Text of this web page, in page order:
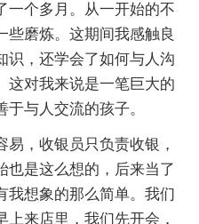
一个多月。从一开始的不
些磨炼。这期间我感触良
识，还学会了如何与人沟
这对我来说是一笔巨大的
与人交流的孩子。
，收银员只负责收银，
也是这么想的，后来当了
我想象的那么简单。我们
来店里，我们先开会，